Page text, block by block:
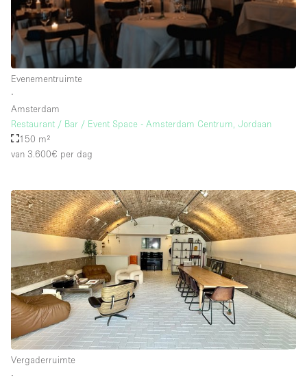
Schitterend uitzicht
Smoking Area
Soundproof
Straatniveau
Toegankelijk voor mensen met handicap
Toiletten
Tuin
Verlichting
Verwarming
Voorraadkamer
Water Access
Whitebox / Minimaal
Verdieping/Toegang:
Evenementruimte
∙
Amsterdam
Restaurant / Bar / Event Space - Amsterdam Centrum, Jordaan
150 m²
van 3.600€ per dag
Vergaderruimte
∙